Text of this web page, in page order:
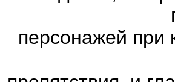
персонажей при